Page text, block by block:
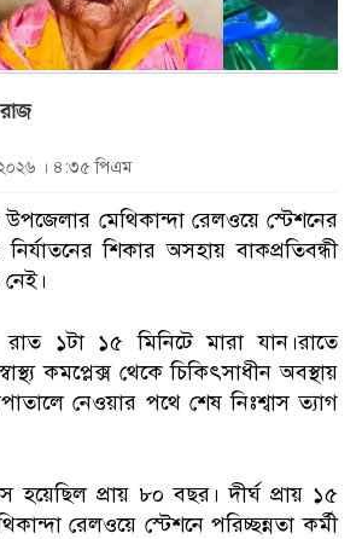
। ৪:৩৫ পিএম
মেথিকান্দা রেলওয়ে স্টেশনের
শিকার অসহায় বাকপ্রতিবন্ধী
১টা ১৫ মিনিটে মারা যান।রাতে
কমপ্লেক্স থেকে চিকিৎসাধীন অবস্থায়
নেওয়ার পথে শেষ নিঃশ্বাস ত্যাগ
হয়েছিল প্রায় ৮০ বছর। দীর্ঘ প্রায় ১৫
রেলওয়ে স্টেশনে পরিচ্ছন্নতা কর্মী